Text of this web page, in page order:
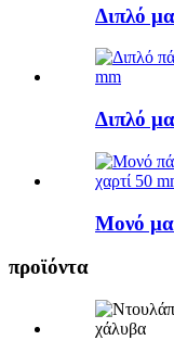
Διπλό
Διπλό
Μονό
προϊόντα